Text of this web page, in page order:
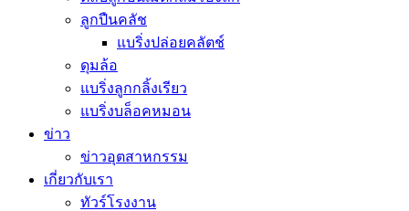
ลูกปืนคลัช
แบริ่งปล่อยคลัตช์
ดุมล้อ
แบริ่งลูกกลิ้งเรียว
แบริ่งบล็อคหมอน
ข่าว
ข่าวอุตสาหกรรม
เกี่ยวกับเรา
ทัวร์โรงงาน